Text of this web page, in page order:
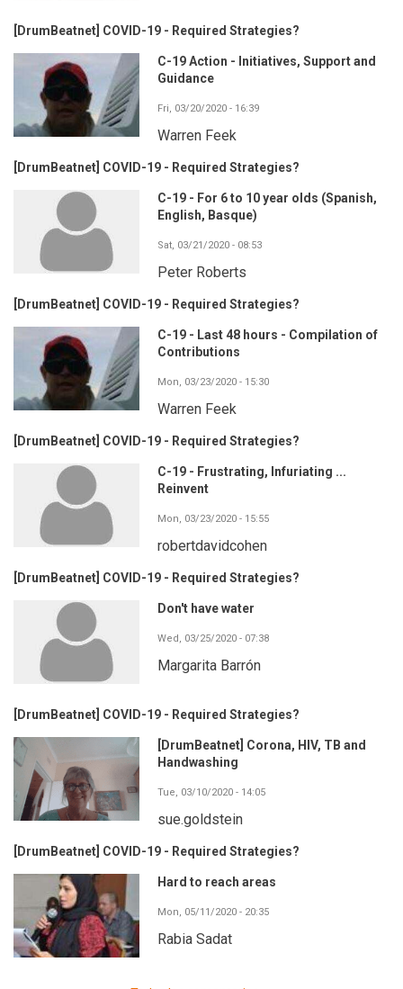
[DrumBeatnet] COVID-19 - Required Strategies?
C-19 Action - Initiatives, Support and
Guidance
Fri, 03/20/2020 - 16:39
Warren Feek
[DrumBeatnet] COVID-19 - Required Strategies?
C-19 - For 6 to 10 year olds (Spanish,
English, Basque)
Sat, 03/21/2020 - 08:53
Peter Roberts
[DrumBeatnet] COVID-19 - Required Strategies?
C-19 - Last 48 hours - Compilation of
Contributions
Mon, 03/23/2020 - 15:30
Warren Feek
[DrumBeatnet] COVID-19 - Required Strategies?
C-19 - Frustrating, Infuriating ...
Reinvent
Mon, 03/23/2020 - 15:55
robertdavidcohen
[DrumBeatnet] COVID-19 - Required Strategies?
Don't have water
Wed, 03/25/2020 - 07:38
Margarita Barrón
[DrumBeatnet] COVID-19 - Required Strategies?
[DrumBeatnet] Corona, HIV, TB and
Handwashing
Tue, 03/10/2020 - 14:05
sue.goldstein
[DrumBeatnet] COVID-19 - Required Strategies?
Hard to reach areas
Mon, 05/11/2020 - 20:35
Rabia Sadat